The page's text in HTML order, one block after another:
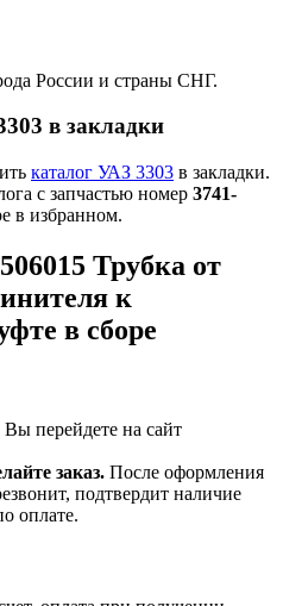
России и страны СНГ.
в закладки
каталог УАЗ 3303 в закладки.
с запчастью номер 3741-
в избранном.
Трубка от
к
в сборе
Вы перейдете на сайт
заказ. После оформления
подтвердит наличие
оплате.